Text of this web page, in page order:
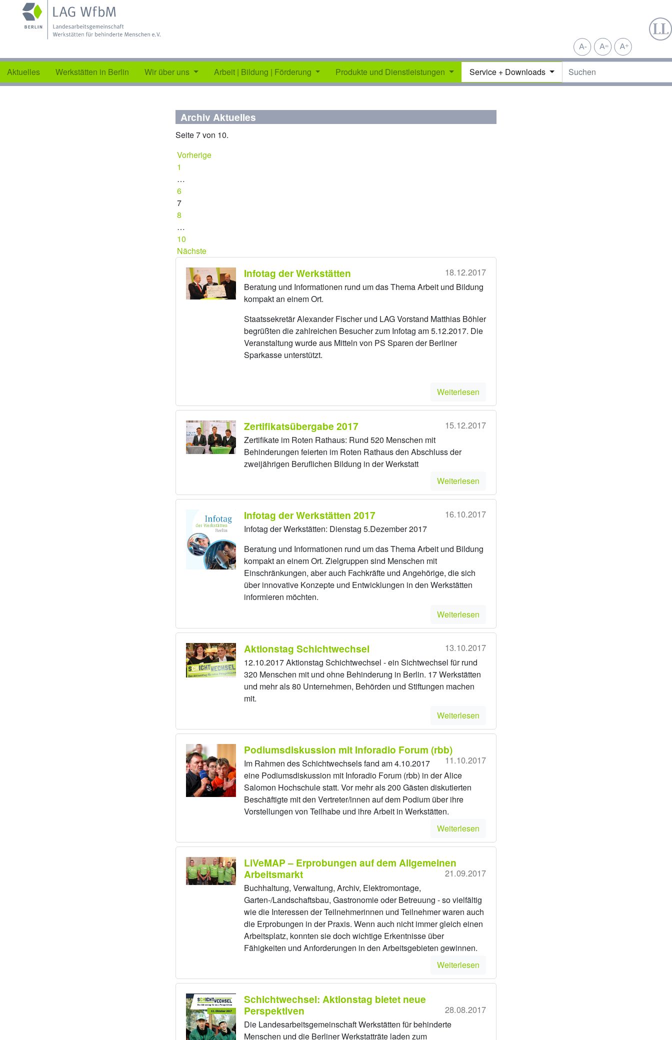
Aktuelles Werkstätten in Berlin Wir über uns Arbeit | Bildung | Förderung Produkte und Dienstleistungen Service + Downloads
Archiv Aktuelles
Seite 7 von 10.
Vorherige
1
…
6
7
8
…
10
Nächste
Infotag der Werkstätten 18.12.2017
Beratung und Informationen rund um das Thema Arbeit und Bildung
kompakt an einem Ort.
Staatssekretär Alexander Fischer und LAG Vorstand Matthias Böhler
begrüßten die zahlreichen Besucher zum Infotag am 5.12.2017. Die
Veranstaltung wurde aus Mitteln von PS Sparen der Berliner
Sparkasse unterstützt.
Weiterlesen
Zertifikatsübergabe 2017 15.12.2017
Zertifikate im Roten Rathaus: Rund 520 Menschen mit
Behinderungen feierten im Roten Rathaus den Abschluss der
zweijährigen Beruflichen Bildung in der Werkstatt
Weiterlesen
Infotag der Werkstätten 2017 16.10.2017
Infotag der Werkstätten: Dienstag 5.Dezember 2017
Beratung und Informationen rund um das Thema Arbeit und Bildung
kompakt an einem Ort. Zielgruppen sind Menschen mit
Einschränkungen, aber auch Fachkräfte und Angehörige, die sich
über innovative Konzepte und Entwicklungen in den Werkstätten
informieren möchten.
Weiterlesen
Aktionstag Schichtwechsel 13.10.2017
12.10.2017 Aktionstag Schichtwechsel - ein Sichtwechsel für rund
320 Menschen mit und ohne Behinderung in Berlin. 17 Werkstätten
und mehr als 80 Unternehmen, Behörden und Stiftungen machen
mit.
Weiterlesen
Podiumsdiskussion mit Inforadio Forum (rbb)
11.10.2017
Im Rahmen des Schichtwechsels fand am 4.10.2017
eine Podiumsdiskussion mit Inforadio Forum (rbb) in der Alice
Salomon Hochschule statt. Vor mehr als 200 Gästen diskutierten
Beschäftigte mit den Vertreter/innen auf dem Podium über ihre
Vorstellungen von Teilhabe und ihre Arbeit in Werkstätten.
Weiterlesen
LiVeMAP – Erprobungen auf dem Allgemeinen
Arbeitsmarkt
21.09.2017
Buchhaltung, Verwaltung, Archiv, Elektromontage,
Garten-/Landschaftsbau, Gastronomie oder Betreuung - so vielfältig
wie die Interessen der Teilnehmerinnen und Teilnehmer waren auch
die Erprobungen in der Praxis. Wenn auch nicht immer gleich einen
Arbeitsplatz, konnten sie doch wichtige Erkentnisse über
Fähigkeiten und Anforderungen in den Arbeitsgebieten gewinnen.
Weiterlesen
Schichtwechsel: Aktionstag bietet neue
Perspektiven
28.08.2017
Die Landesarbeitsgemeinschaft Werkstätten für behinderte
Menschen und die Berliner Werkstatträte laden zum